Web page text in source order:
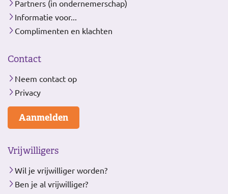
Partners (in ondernemerschap)
Informatie voor...
Complimenten en klachten
Contact
Neem contact op
Privacy
Aanmelden
Vrijwilligers
Wil je vrijwilliger worden?
Ben je al vrijwilliger?